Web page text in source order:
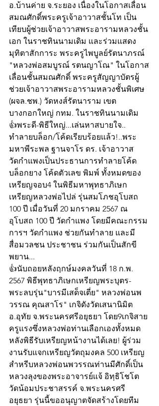
อ.บ้านค่าย จ.ระยอง เนื่องในโอกาสเลื่อน
สมณศักดิ์พระครูเจ้าอาวาสชั้นโท เป็น
เทียบผู้ช่วยเจ้าอาวาสพระอารามหลวงชั้น
เอก ในราชทินนามเดิม และร่วมแสดง
มุทิตาสักการะ พระครูไพบูลย์รัตนาภรณ์
"หลวงพ่อสมบูรณ์ รตนญาโณ" ในโอกาส
เลื่อนชั้นสมณศักดิ์ พระครูสัญญาบัตรผู้
ช่วยเจ้าอาวาสพระอารามหลวงชั้นพิเศษ
(ผจล.ชพ.) วัดหงส์รัตนาราม เขต
บางกอกใหญ่ กทม. ในราชทินนามเดิม
👍พระดี-พิธีใหญ่...เล่นหาสบายใจ..
ทำลายบล็อก/โค้ดเรียบร้อยแล้ว!..พระ
มหาพีระพล ฐานจาโร ดร. เจ้าอาวาส
วัดกำแพงเป็นประธานการทำลายโค้ด
บล็อกยาง โค้ดตัวเลข พิมพ์ ทั้งหมดของ
เหรียญจอบ4 ในพิธีมหาพุทธาภิเษก
เหรียญหลวงพ่อไปล่ รุ่นสมโภชอุโบสถ
100 ปี เมื่อวันที่ 20 มกราคม 2567 ณ
อุโบสถ 100 ปี วัดกำแพง โดยมีคณะกรรม
การฯ วัดกำแพง ช่วยกันทำลาย และมี
สื่อมวลชน ประชาชน ร่วมกันเป็นสักขี
พยาน...
👍นับถอยหลังฤกษ์มงคลวันที่ 18 ก.พ.
2567 พิธีพุทธาภิเษกเหรียญพระบุตร-
พระลบรุ่น"บารมีเสด็จเตี่ย" หลวงพ่อนพ
วรรณ คุณสาโร" เกจิดังวัดเสนานิมิต
อ.อุทัย จ.พระนครศรีอยุธยา โดย9เกจิสาย
ครูแรงซึ่งหลวงพ่อท่านเลือกเองทั้งหมด
หลังพิธีรับเหรียญหน้างานได้เลย! ผู้ร่วม
งานรับแจกเหรียญวัตถุมงคล 500 เหรียญ
สำหรีบหลวงพ่อนพวรรณท่านมีศักดิ์เป็น
หลวงลุงของพระอาจารย์แจ้ อิทฺธิโชโต
วัดน้อมประชาสรรค์ จ.พระนครศรี
อยุธยา รุ่นนี้ขออนุญาตจัดสร้างโดยทีม